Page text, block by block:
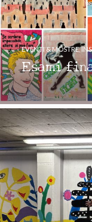
Esami
EVENTI & MOSTRE,